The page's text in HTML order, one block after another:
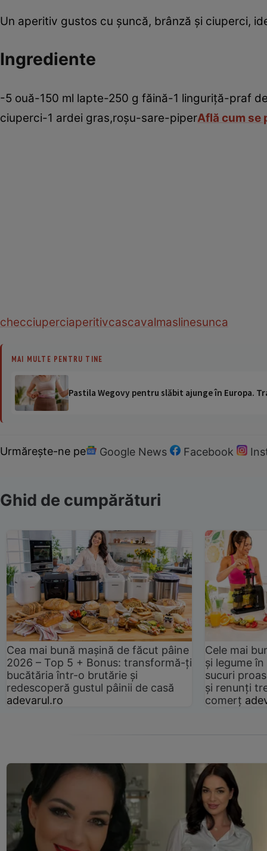
Un aperitiv gustos cu şuncă, brânză şi ciuperci,
Ingrediente
-5 ouă-150 ml lapte-250 g făină-1 linguriţă-praf
ciuperci-1 ardei gras,roşu-sare-piperAflă cum se
checciuperciaperitivcascavalmaslinesunca
MAI MULTE PENTRU TINE
Pastila Wegovy pentru slăbit ajunge în Europa.
Urmărește-ne pe Google News Facebook
Ghid de cumpărături
Cea mai bună mașină de făcut pâine
2026 – Top 5 + Bonus: transformă-ți
bucătăria într-o brutărie și
redescoperă gustul pâinii de casă
adevarul.ro
Cele mai
și legume
sucuri
și renunți
comerț